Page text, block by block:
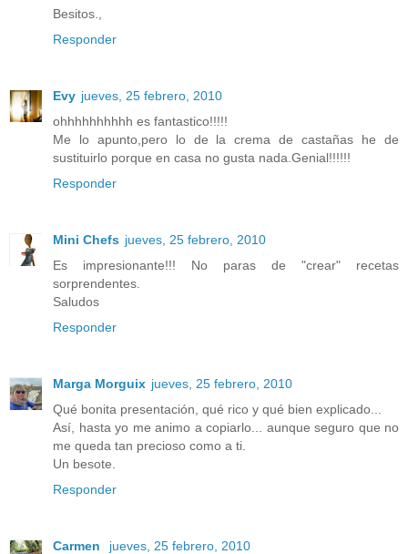
Besitos.,
Responder
Evy jueves, 25 febrero, 2010
ohhhhhhhhhh es fantastico!!!!!
Me lo apunto,pero lo de la crema de castañas he de
sustituirlo porque en casa no gusta nada.Genial!!!!!!
Responder
Mini Chefs jueves, 25 febrero, 2010
Es impresionante!!! No paras de "crear" recetas
sorprendentes.
Saludos
Responder
Marga Morguix jueves, 25 febrero, 2010
Qué bonita presentación, qué rico y qué bien explicado...
Así, hasta yo me animo a copiarlo... aunque seguro que no
me queda tan precioso como a ti.
Un besote.
Responder
Carmen
jueves, 25 febrero, 2010